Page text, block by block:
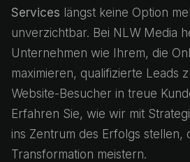
Services längst keine Option
unverzichtbar. Bei NLW Media
Unternehmen wie Ihrem, die
maximieren, qualifizierte Leads
Website-Besucher in treue
Erfahren Sie, wie wir mit
ins Zentrum des Erfolgs stellen,
Transformation meistern.